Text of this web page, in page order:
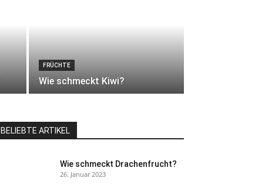
FRÜCHTE
Wie schmeckt Kiwi?
BELIEBTE ARTIKEL
Wie schmeckt Drachenfrucht?
26. Januar 2023